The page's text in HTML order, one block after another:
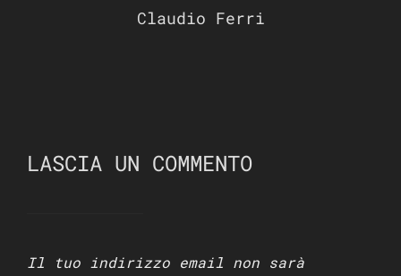
Claudio Ferri
LASCIA UN COMMENTO
Il tuo indirizzo email non sarà